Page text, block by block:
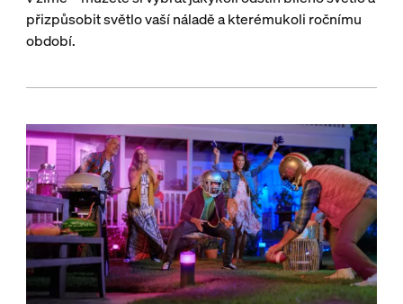
přizpůsobit světlo vaší náladě a kterémukoli ročnímu
období.